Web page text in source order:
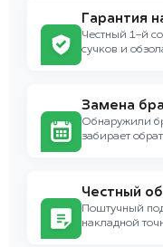
Гарантия
Честный 1-й
сучков и
Замена
Обнаружили
забирает
Честный
Поштучный
накладной